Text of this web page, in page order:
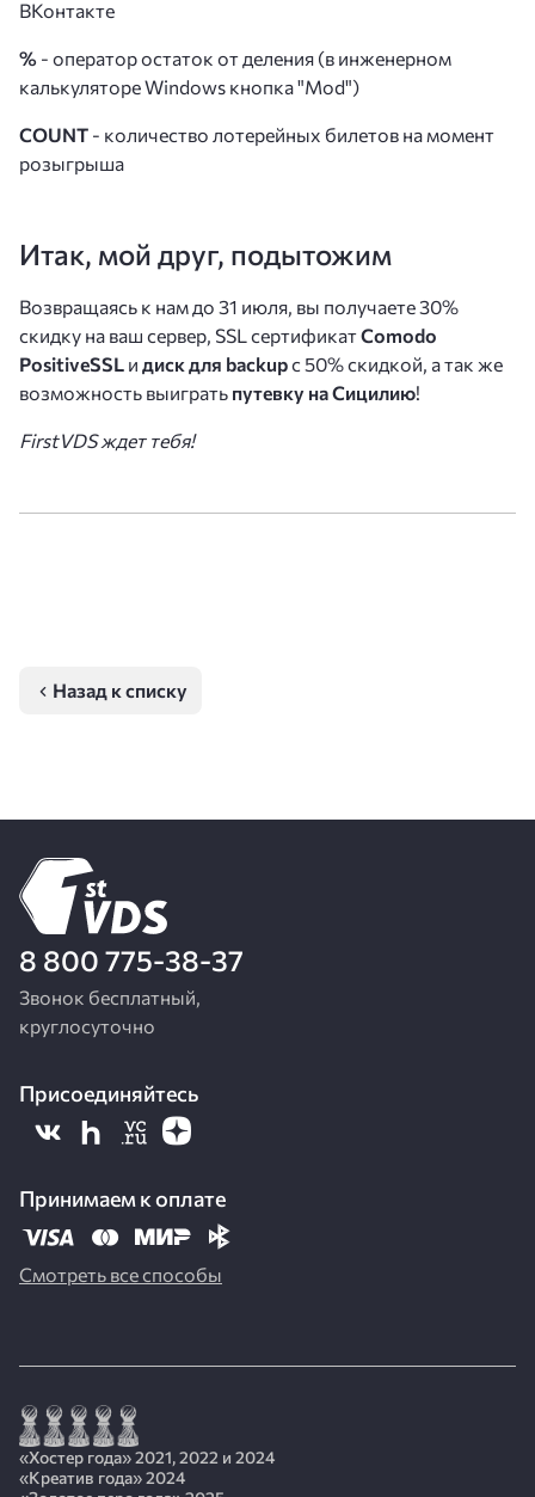
ВКонтакте
% - оператор остаток от деления (в инженерном
калькуляторе Windows кнопка "Mod")
COUNT - количество лотерейных билетов на момент
розыгрыша
Итак, мой друг, подытожим
Возвращаясь к нам до 31 июля, вы получаете 30%
скидку на ваш сервер, SSL сертификатComodo
PositiveSSL и диск для backupс 50% скидкой, а так же
возможность выиграть путевку на Сицилию!
FirstVDS ждет тебя!
Назад к списку
8 800 775-38-37
Звонок бесплатный,
круглосуточно
Присоединяйтесь
Принимаем к оплате
Смотреть все способы
«Хостер года» 2021, 2022 и 2024
«Креатив года» 2024